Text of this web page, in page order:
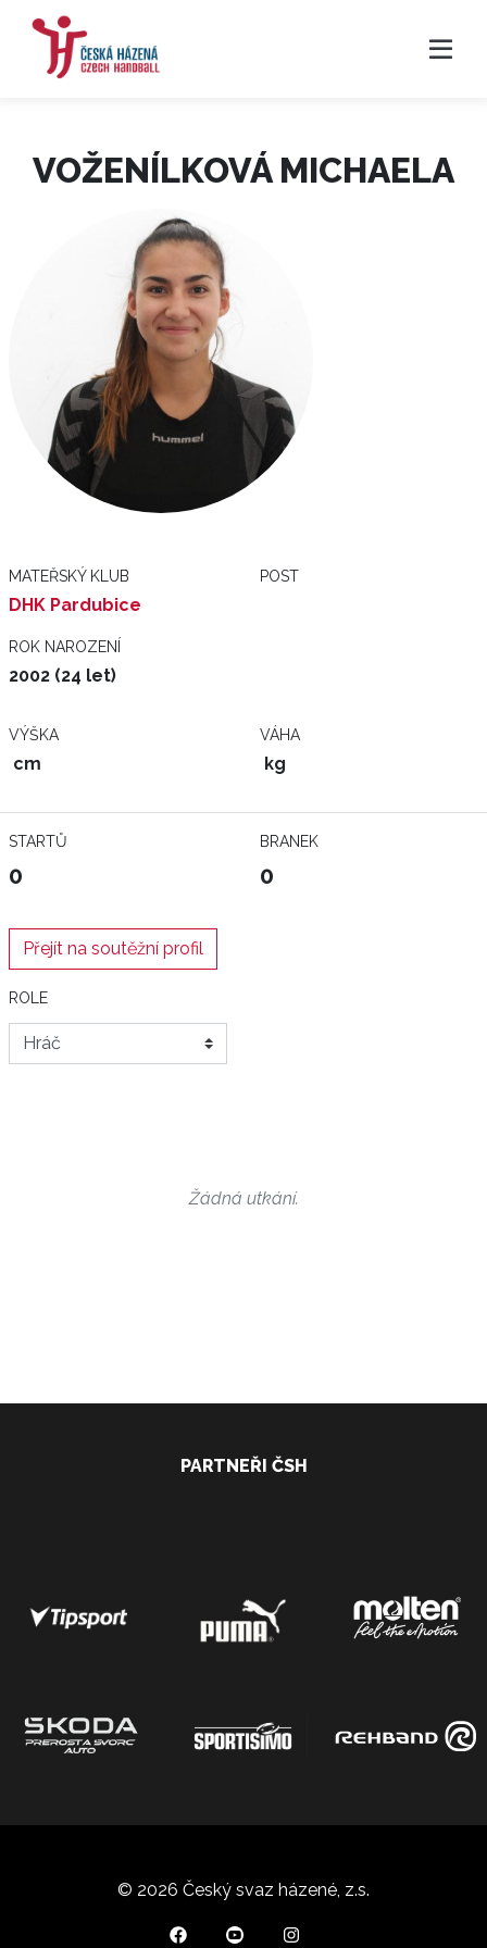
VOŽENÍLKOVÁ MICHAELA
MATEŘSKÝ KLUB
DHK Pardubice
POST
ROK NAROZENÍ
2002 (24 let)
VÝŠKA
cm
VÁHA
kg
STARTŮ
0
BRANEK
0
Přejít na soutěžní profil
ROLE
Žádná utkání.
PARTNEŘI ČSH
© 2026 Český svaz házené, z.s.